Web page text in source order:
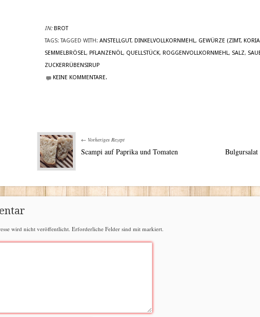
IN: BROT
TAGS: TAGGED WITH: ANSTELLGUT, DINKELVOLLKORNMEHL, GEWÜRZE (ZIMT,
SEMMELBRÖSEL, PFLANZENÖL, QUELLSTÜCK, ROGGENVOLLKORNMEHL, SALZ,
ZUCKERRÜBENSIRUP
KEINE KOMMENTARE.
← Vorheriges Rezept
Scampi auf Paprika und Tomaten Bulgursalat
wird nicht veröffentlicht. Erforderliche Felder sind mit markiert.